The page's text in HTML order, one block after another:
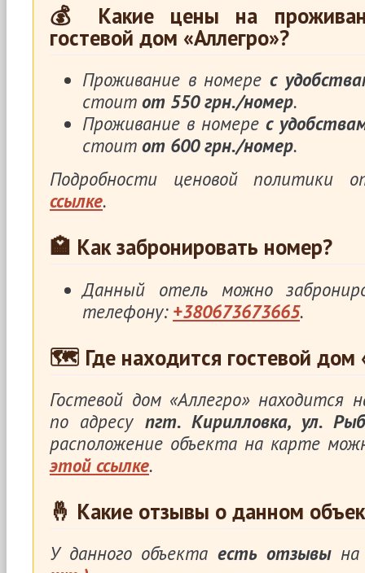
💰 Какие цены на
гостевой дом «Аллегро»?
Проживание в номерес
стоит от 550 грн./номер.
Проживание в номере с
стоит от 600 грн./номер.
Подробности ценовой политики
ссылке.
🏩 Как забронировать номер?
Данный отель можно
телефону: +380673673665.
🗺 Где находится гостевой дом
Гостевой дом «Аллегро» находится
по адресу пгт. Кирилловка, ул.
расположение объекта на карте
этой ссылке.
🤞 Какие отзывы о данном
У данного объекта есть отзывына